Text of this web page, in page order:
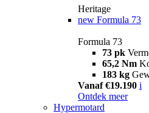
Heritage
new Formula 73
Formula 73
73 pk
65,2 Nm
183 kg
Vanaf €19.190 i
Ontdek meer
Hypermotard